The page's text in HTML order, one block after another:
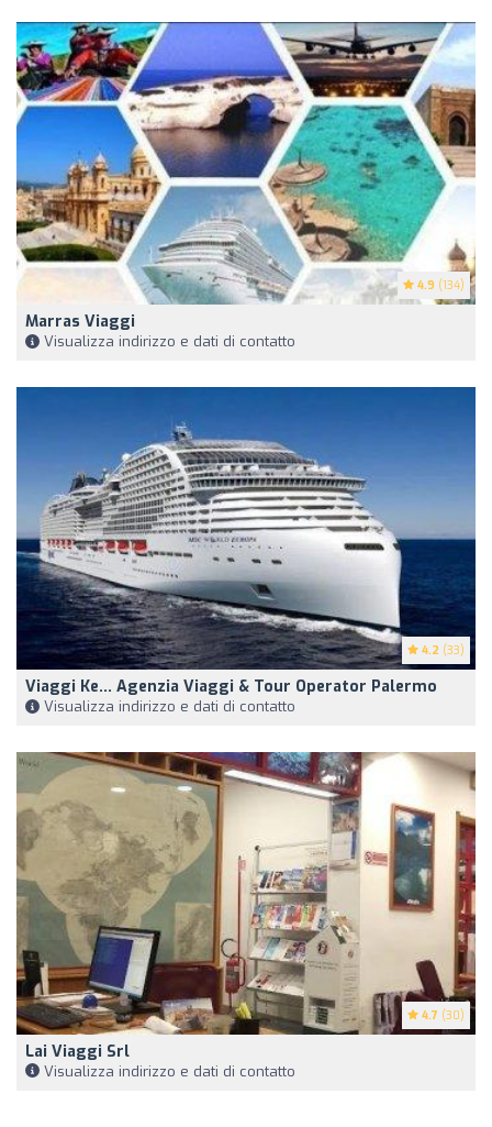
4.9 (134)
Marras Viaggi
Visualizza indirizzo e dati di contatto
4.2 (33)
Viaggi Ke... Agenzia Viaggi & Tour Operator Palermo
Visualizza indirizzo e dati di contatto
4.7 (30)
Lai Viaggi Srl
Visualizza indirizzo e dati di contatto